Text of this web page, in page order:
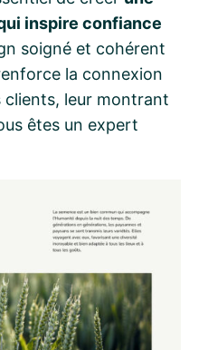
inspire confiance
soigné et cohérent
la connexion
clients, leur montrant
êtes un expert